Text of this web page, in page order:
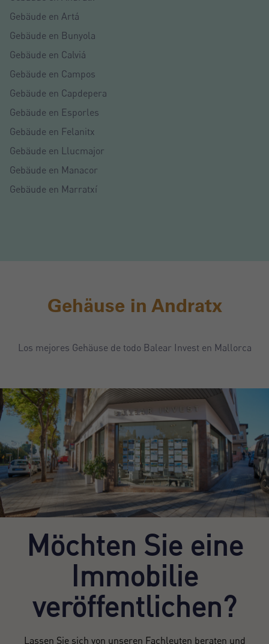
Gebäude en Artá
Gebäude en Bunyola
Gebäude en Calviá
Gebäude en Campos
Gebäude en Capdepera
Gebäude en Esporles
Gebäude en Felanitx
Gebäude en Llucmajor
Gebäude en Manacor
Gebäude en Marratxí
Gehäuse in Andratx
Los mejores Gehäuse de todo Balear Invest en Mallorca
Möchten Sie eine
Immobilie
veröffentlichen?
Lassen Sie sich von unseren Fachleuten beraten und